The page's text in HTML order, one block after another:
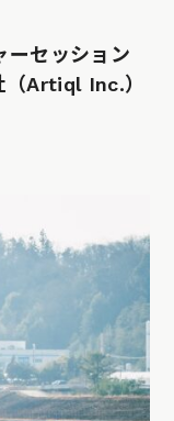
ーセッション
（Artiql Inc.）